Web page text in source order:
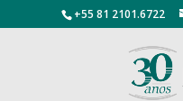
+55 81 2101.6722